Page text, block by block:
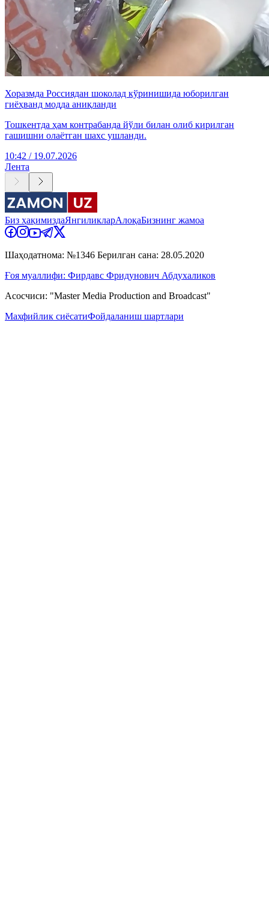
Хоразмда Россиядан шоколад кўринишида юборилган
гиёҳванд модда аниқланди
Тошкентда ҳам контрабанда йўли билан олиб кирилган
гашишни олаётган шахс ушланди.
10:42 / 19.07.2026
Лента
Биз ҳақимиздаЯнгиликларАлоқаБизнинг жамоа
Шаҳодатнома: №1346 Берилган сана: 28.05.2020
Ғоя муаллифи: Фирдавс Фридунович Абдухаликов
Асосчиси: "Master Media Production and Broadcast"
Махфийлик сиёсатиФойдаланиш шартлари